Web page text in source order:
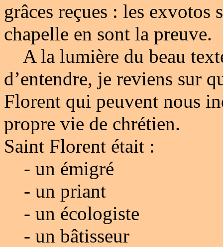
grâces reçues : les exvotos
chapelle en sont la preuve.
A la lumière du beau
d’entendre, je reviens sur
Florent qui peuvent nous
propre vie de chrétien.
Saint Florent était :
- un émigré
- un priant
- un écologiste
- un bâtisseur